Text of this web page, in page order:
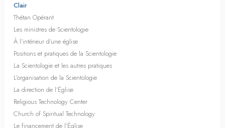
Clair
Thétan Opérant
Les ministres de Scientologie
À l’intérieur d’une église
Positions et pratiques de la Scientologie
La Scientologie et les autres pratiques
L’organisation de la Scientologie
La direction de l’Église
Religious Technology Center
Church of Spiritual Technology
Le financement de l’Église